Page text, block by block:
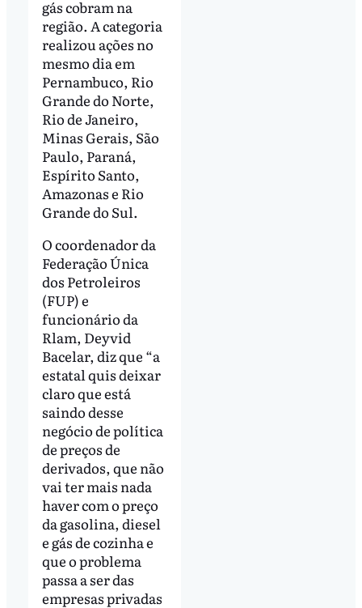
gás cobram na
região. A categoria
realizou ações no
mesmo dia em
Pernambuco, Rio
Grande do Norte,
Rio de Janeiro,
Minas Gerais, São
Paulo, Paraná,
Espírito Santo,
Amazonas e Rio
Grande do Sul.
O coordenador da
Federação Única
dos Petroleiros
(FUP) e
funcionário da
Rlam, Deyvid
Bacelar, diz que “a
estatal quis deixar
claro que está
saindo desse
negócio de política
de preços de
derivados, que não
vai ter mais nada
haver com o preço
da gasolina, diesel
e gás de cozinha e
que o problema
passa a ser das
empresas privadas